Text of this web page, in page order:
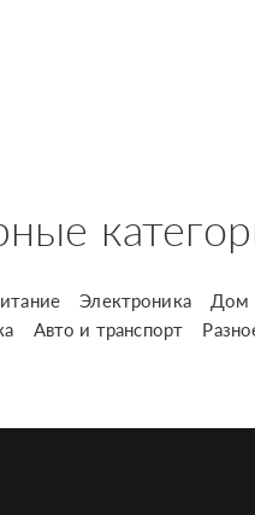
Электроника Дом
Авто и транспорт